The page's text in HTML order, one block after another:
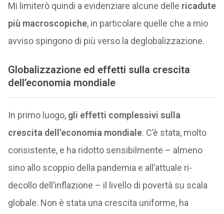
Mi limiterò quindi a evidenziare alcune delle ricadute
più macroscopiche, in particolare quelle che a mio
avviso spingono di più verso la deglobalizzazione.
Globalizzazione ed effetti sulla crescita
dell’economia mondiale
In primo luogo, gli effetti complessivi sulla
crescita dell’economia mondiale. C’è stata, molto
consistente, e ha ridotto sensibilmente – almeno
sino allo scoppio della pandemia e all’attuale ri-
decollo dell’inflazione – il livello di povertà su scala
globale. Non è stata una crescita uniforme, ha